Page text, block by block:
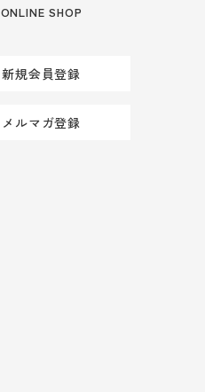
ONLINE SHOP
新規会員登録
メルマガ登録